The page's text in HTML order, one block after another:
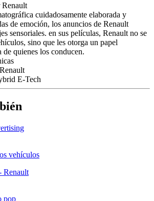
cuidadosamente elaborada y
de emoción, los anuncios de Renault
sensoriales. en sus películas, Renault no se
sino que les otorga un papel
quienes los conducen.
E-Tech
vehículos
pop